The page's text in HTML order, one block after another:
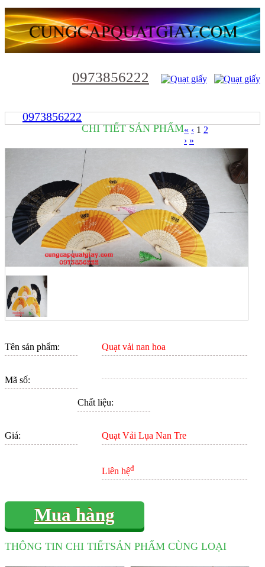
0973856222
0973856222
CHI TIẾT SẢN PHẨM
Tên sản phẩm: Quạt vải nan hoa
Mã số:
Chất liệu:
Quạt Vải Lụa Nan Tre
Giá:
Liên hệđ
Mua hàng
THÔNG TIN CHI TIẾTSẢN PHẨM CÙNG LOẠI
« ‹ 1 2
› »